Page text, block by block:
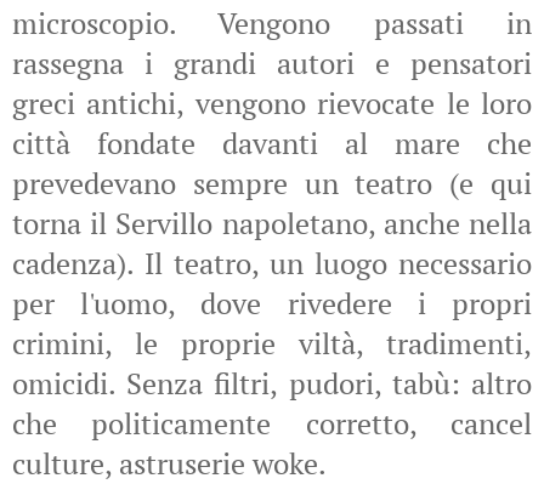
microscopio. Vengono passati in
rassegna i grandi autori e pensatori
greci antichi, vengono rievocate le loro
città fondate davanti al mare che
prevedevano sempre un teatro (e qui
torna il Servillo napoletano, anche nella
cadenza). Il teatro, un luogo necessario
per l'uomo, dove rivedere i propri
crimini, le proprie viltà, tradimenti,
omicidi. Senza filtri, pudori, tabù: altro
che politicamente corretto, cancel
culture, astruserie woke.